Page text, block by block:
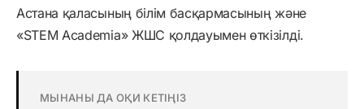
Астана қаласының білім басқармасының және
«STEM Academia» ЖШС қолдауымен өткізілді.
МЫНАНЫ ДА ОҚИ КЕТІҢІЗ